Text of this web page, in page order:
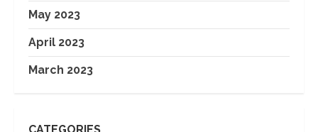
May 2023
April 2023
March 2023